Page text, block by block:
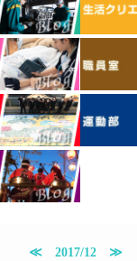
≪ 2017/12 ≫